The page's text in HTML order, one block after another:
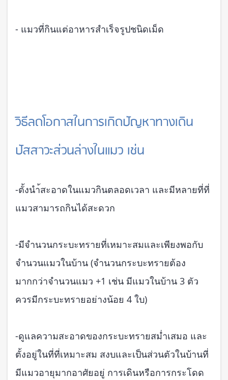
- แมวที่กินแต่อาหารสำเร็จรูปชนิดเม็ด
วิธีลดโอกาสในการเกิดปัญหาทางเดิน
ปัสสาวะส่วนล่างในแมว เช่น
-ตั้งนำ้สะอาดในแมวกินตลอดเวลา และมีหลายที่ที่
แมวสามารถกินได้สะดวก
-มีจำนวนกระบะทรายที่เหมาะสมและเพียงพอกับ
จำนวนแมวในบ้าน (จำนวนกระบะทรายต้อง
มากกว่าจำนวนแมว +1 เช่น มีแมวในบ้าน 3 ตัว
ควรมีกระบะทรายอย่างน้อย 4 ใบ)
-ดูแลความสะอาดของกระบะทรายสม่ำเสมอ และ
ตั้งอยู่ในที่ที่เหมาะสม สงบและเป็นส่วนตัวในบ้านที่
มีแมวอายุมากอาศัยอยู่ การเดินหรือการกระโดด